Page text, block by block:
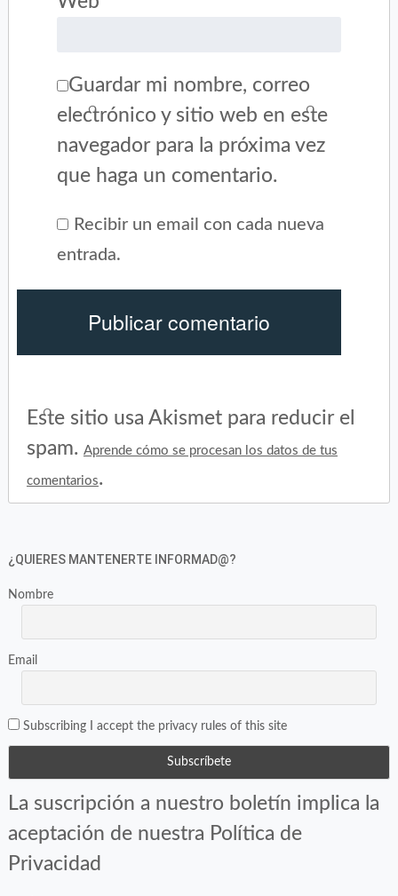
Guardar mi nombre, correo
electrónico y sitio web en este
navegador para la próxima vez
que haga un comentario.
Recibir un email con cada nueva
entrada.
Este sitio usa Akismet para reducir el
spam. Aprende cómo se procesan los datos de tus
comentarios.
¿QUIERES MANTENERTE INFORMAD@?
Nombre
Email
Subscribing I accept the privacy rules of this site
La suscripción a nuestro boletín implica la
aceptación de nuestra Política de
Privacidad